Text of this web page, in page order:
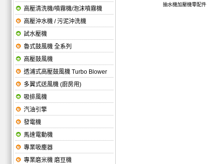
高壓清洗機/噴霧機/泡沫噴霧機
高壓沖水機 / 污泥沖洗機
試水壓機
魯式鼓風機 全系列
高壓鼓風機
透浦式高壓鼓風機 Turbo Blower
多翼式送風機 (廚房用)
吸排風機
汽油引擎
發電機
馬達電動機
專業吸塵器
專業磨米機 磨豆機
抽水機加壓機零配件